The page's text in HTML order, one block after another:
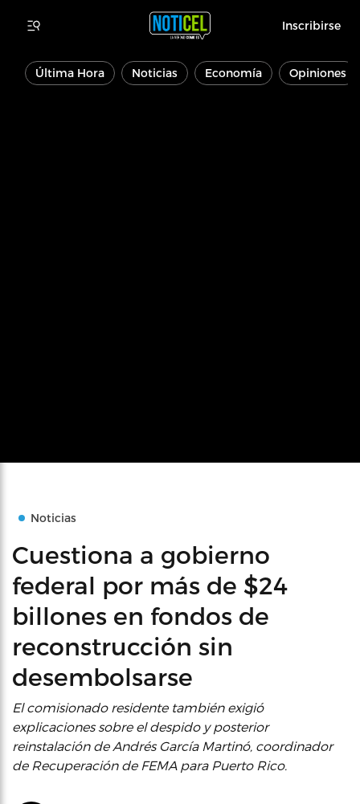
Inscribirse
Última Hora Noticias Economía Opiniones
Noticias
Cuestiona a gobierno
federal por más de $24
billones en fondos de
reconstrucción sin
desembolsarse
El comisionado residente también exigió
explicaciones sobre el despido y posterior
reinstalación de Andrés García Martinó, coordinador
de Recuperación de FEMA para Puerto Rico.